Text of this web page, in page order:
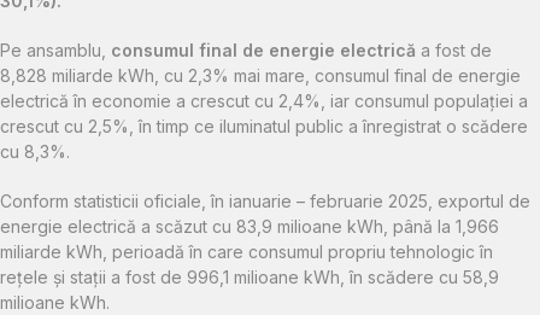
Pe ansamblu, consumul final de energie electrică a fost de
8,828 miliarde kWh, cu 2,3% mai mare, consumul final de energie
electrică în economie a crescut cu 2,4%, iar consumul populaţiei a
crescut cu 2,5%, în timp ce iluminatul public a înregistrat o scădere
cu 8,3%.
Conform statisticii oficiale, în ianuarie – februarie 2025, exportul de
energie electrică a scăzut cu 83,9 milioane kWh, până la 1,966
miliarde kWh, perioadă în care consumul propriu tehnologic în
reţele şi staţii a fost de 996,1 milioane kWh, în scădere cu 58,9
milioane kWh.